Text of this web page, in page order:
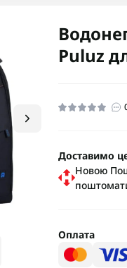
Puluz
Доставимо
Новою
Оплата